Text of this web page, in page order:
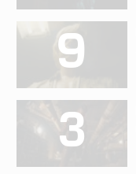
9
3